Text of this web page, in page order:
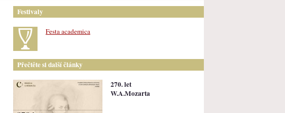
Festivaly
Festa academica
Přečtěte si další články
270. let
W.A.Mozarta